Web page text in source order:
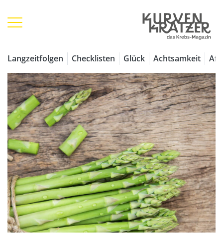
Langzeitfolgen Checklisten Glück Achtsamkeit